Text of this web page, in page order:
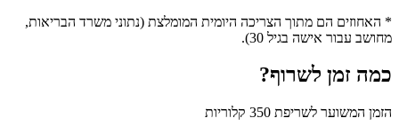
* האחוזים הם מתוך הצריכה היומית המומלצת (נתוני משרד הבריאות,
מחושב עבור אישה בגיל 30).
כמה זמן לשרוף?
הזמן המשוער לשריפת 350 קלוריות